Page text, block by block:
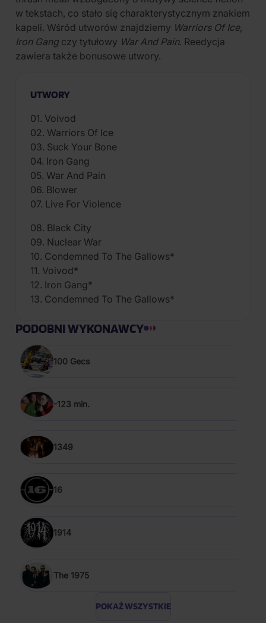
w tekstach, co stało się charakterystycznym znakiem
kapeli. Wśród utworów znajdziemy Warriors Of Ice,
Iron Gang czy tytułowy War And Pain. Reedycja
zawiera także bonusowe utwory.
UTWORY
01. Voivod
02. Warriors Of Ice
03. Suck Your Bone
04. Iron Gang
05. War And Pain
06. Blower
07. Live For Violence
08. Black City
09. Nuclear War
10. Condemned To The Gallows*
11. Voivod*
12. Iron Gang*
13. Condemned To The Gallows*
PODOBNI WYKONAWCY
100 Gecs
-123 min.
1349
16
1914
The 1975
POKAŻ WSZYSTKIE